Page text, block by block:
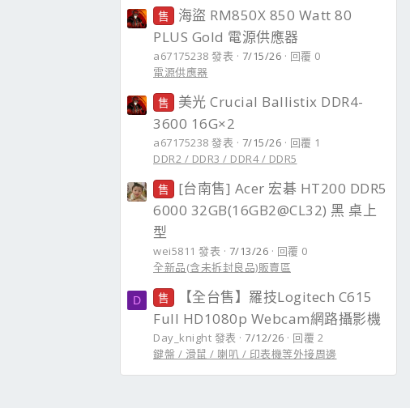
售
海盜 RM850X 850 Watt 80
PLUS Gold 電源供應器
a67175238 發表 7/15/26
回覆 0
電源供應器
售
美光 Crucial Ballistix DDR4-
3600 16G×2
a67175238 發表 7/15/26
回覆 1
DDR2 / DDR3 / DDR4 / DDR5
售
[台南售] Acer 宏碁 HT200 DDR5
6000 32GB(16GB2@CL32) 黑 桌上
型
wei5811 發表 7/13/26
回覆 0
全新品(含未拆封良品)販賣區
D 售
【全台售】羅技Logitech C615
Full HD1080p Webcam網路攝影機
Day_knight 發表 7/12/26
回覆 2
鍵盤 / 滑鼠 / 喇叭 / 印表機等外接周邊